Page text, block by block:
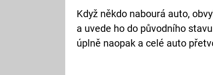
Když někdo nabourá auto,
a uvede ho do původního
úplně naopak a celé auto